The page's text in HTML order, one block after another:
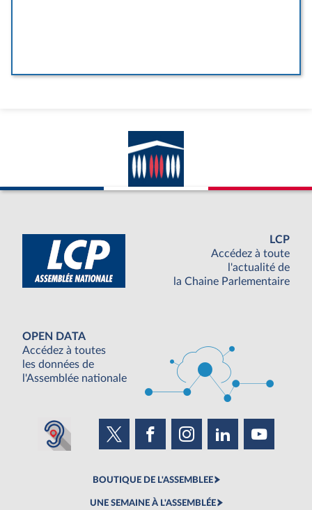
LCP
Accédez à toute
l'actualité de
la Chaine Parlementaire
OPEN DATA
Accédez à toutes
les données de
l'Assemblée nationale
BOUTIQUE DE L'ASSEMBLEE
UNE SEMAINE À L'ASSEMBLÉE